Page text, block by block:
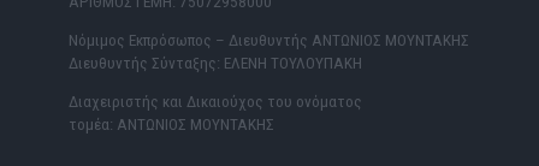
Νόμιμος Εκπρόσωπος – Διευθυντής ΑΝΤΩΝΙΟΣ ΜΟΥΝΤΑΚΗΣ
Διευθυντής Σύνταξης: ΕΛΕΝΗ ΤΟΥΛΟΥΠΑΚΗ
Διαχειριστής και Δικαιούχος του ονόματος
τομέα: ΑΝΤΩΝΙΟΣ ΜΟΥΝΤΑΚΗΣ